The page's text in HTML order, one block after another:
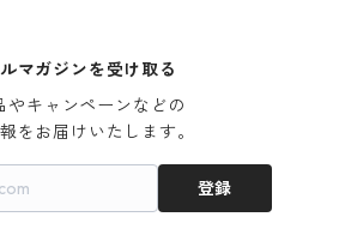
マガジンを受け取る
やキャンペーンなどの
をお届けいたします。
登録